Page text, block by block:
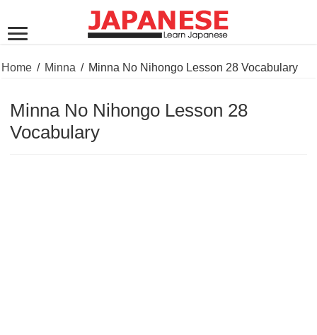
Home / Minna / Minna No Nihongo Lesson 28 Vocabulary
Minna No Nihongo Lesson 28
Vocabulary